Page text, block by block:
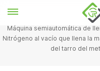
Máquina semiautomática de
Nitrógeno al vacío que llena la
del tarro del